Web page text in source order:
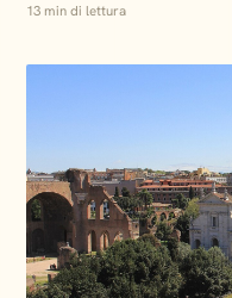
13 min di lettura